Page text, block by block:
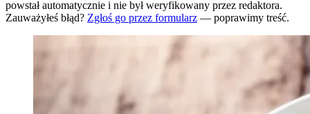
powstał automatycznie i nie był weryfikowany przez redaktora.
Zauważyłeś błąd? Zgłoś go przez formularz — poprawimy treść.